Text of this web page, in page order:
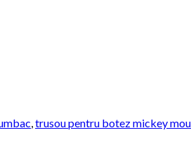
,trusou pentru botez mickey